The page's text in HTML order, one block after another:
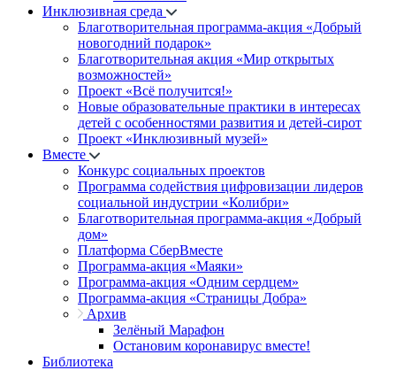
Инклюзивная среда
Благотворительная программа-акция «Добрый
новогодний подарок»
Благотворительная акция «Мир открытых
возможностей»
Проект «Всё получится!»
Новые образовательные практики в интересах
детей с особенностями развития и детей-сирот
Проект «Инклюзивный музей»
Вместе
Конкурс социальных проектов
Программа содействия цифровизации лидеров
социальной индустрии «Колибри»
Благотворительная программа-акция «Добрый
дом»
Платформа СберВместе
Программа-акция «Маяки»
Программа-акция «Одним сердцем»
Программа-акция «Страницы Добра»
Архив
Зелёный Марафон
Остановим коронавирус вместе!
Библиотека